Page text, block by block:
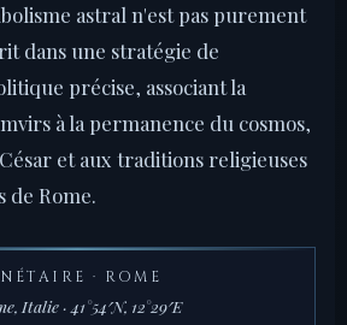
astral n'est pas purement
dans une stratégie de
précise, associant la
à la permanence du cosmos,
et aux traditions religieuses
de Rome.
· ROME
Italie · 41°54′N, 12°29′E